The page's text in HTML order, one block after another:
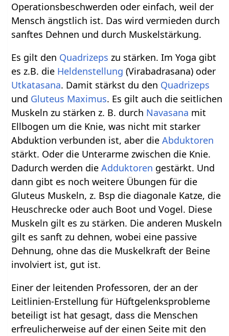
Operationsbeschwerden oder einfach, weil der
Mensch ängstlich ist. Das wird vermieden durch
sanftes Dehnen und durch Muskelstärkung.
Es gilt den Quadrizeps zu stärken. Im Yoga gibt
es z.B. die Heldenstellung (Virabadrasana) oder
Utkatasana. Damit stärkst du den Quadrizeps
und Gluteus Maximus. Es gilt auch die seitlichen
Muskeln zu stärken z. B. durch Navasana mit
Ellbogen um die Knie, was nicht mit starker
Abduktion verbunden ist, aber dieAbduktoren
stärkt. Oder die Unterarme zwischen die Knie.
Dadurch werden dieAdduktoren gestärkt. Und
dann gibt es noch weitere Übungen für die
Gluteus Muskeln, z. Bsp die diagonale Katze, die
Heuschrecke oder auch Boot und Vogel. Diese
Muskeln gilt es zu stärken. Die anderen Muskeln
gilt es sanft zu dehnen, wobei eine passive
Dehnung, ohne das die Muskelkraft der Beine
involviert ist, gut ist.
Einer der leitenden Professoren, der an der
Leitlinien-Erstellung für Hüftgelenksprobleme
beteiligt ist hat gesagt, dass die Menschen
erfreulicherweise auf der einen Seite mit den